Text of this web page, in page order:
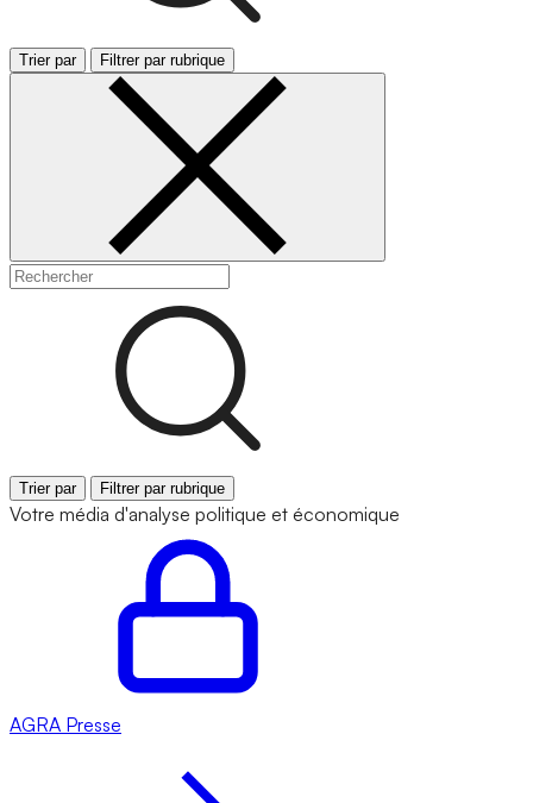
Trier par Filtrer par rubrique
Trier par Filtrer par rubrique
Votre média d'analyse politique et économique
AGRA Presse